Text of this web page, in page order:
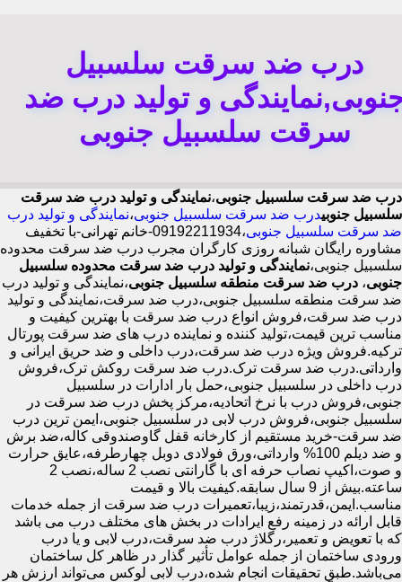
درب ضد سرقت سلسبیل
و تولید درب ضد
سرقت سلسبیل جنوبی
درب ضد سرقت سلسبیل جنوبی،نمایندگی و تولید درب ضد سرقت
سلسبیل جنوبیدرب ضد سرقت سلسبیل جنوبی،نمایندگی و تولید درب
ضد سرقت سلسبیل جنوبی
،09192211934-خانم تهرانی-با تخفیف
مشاوره رایگان شبانه روزی کارگران مجرب درب ضد سرقت محدوده
سلسبیل جنوبی،نمایندگی و تولید درب ضد سرقت محدوده سلسبیل
جنوبی، درب ضد سرقت منطقه سلسبیل جنوبی،نمایندگی و تولید درب
ضد سرقت منطقه سلسبیل جنوبی،درب ضد سرقت،نمایندگی و تولید
درب ضد سرقت،فروش انواع درب ضد سرقت با بهترین کیفیت و
مناسب ترین قیمت،تولید کننده و نماینده درب های ضد سرقت پورتال
ترکیه.فروش ویژه درب ضد سرقت،درب داخلی و ضد حریق ایرانی و
وارداتی.درب ضد سرقت ترک.درب ضد سرقت روکش ترک،فروش
درب داخلی در سلسبیل جنوبی،حمل بار ادارات در سلسبیل
جنوبی،فروش درب با نرخ اتحادیه،مرکز پخش درب ضد سرقت در
سلسبیل جنوبی،فروش درب لابی در سلسبیل جنوبی،ایمن ترین درب
ضد سرقت-خرید مستقیم از کارخانه قفل گاوصندوقی کاله،ضد برش
و ضد دیلم 100% وارداتی،ورق فولادی دوبل چهارطرفه،عایق حرارت
و صوت،اکیپ نصاب حرفه ای با گارانتی نصب 2 ساله،نصب 2
ساعته.بیش از 9 سال سابقه.کیفیت بالا و قیمت
مناسب.ایمن،قدرتمند،زیبا،تعمیرات درب ضد سرقت از جمله خدمات
قابل ارائه در زمینه رفع ایرادات در بخش های مختلف درب می باشد
که با تعویض و تعمیر،رگلاژ درب ضد سرقت،درب لابی و یا درب
ورودی ساختمان از جمله عوامل تأثیر گذار در ظاهر کل ساختمان
می‌باشد.طبق تحقیقات انجام شده،درب لابی لوکس می‌تواند ارزش هر